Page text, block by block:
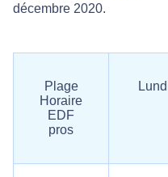
décembre 2020.
Plage
Horaire
EDF
pros